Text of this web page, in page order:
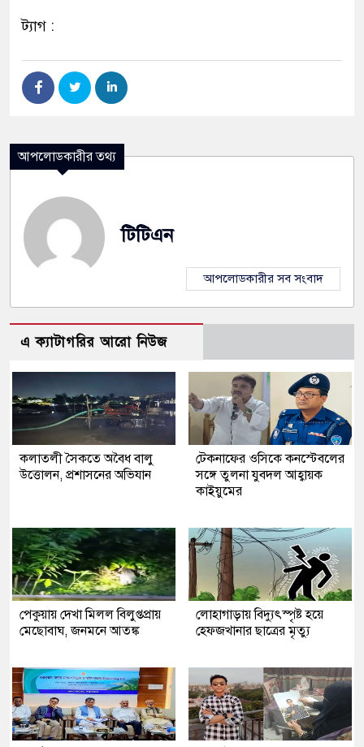
ট্যাগ :
আপলোডকারীর তথ্য
টিটিএন
আপলোডকারীর সব সংবাদ
এ ক্যাটাগরির আরো নিউজ
কলাতলী সৈকতে অবৈধ বালু
উত্তোলন, প্রশাসনের অভিযান
টেকনাফের ওসিকে কনস্টেবলের
সঙ্গে তুলনা যুবদল আহ্বায়ক
কাইয়ুমের
পেকুয়ায় দেখা মিলল বিলুপ্তপ্রায়
মেছোবাঘ, জনমনে আতঙ্ক
লোহাগাড়ায় বিদ্যুৎস্পৃষ্ট হয়ে
হেফজখানার ছাত্রের মৃত্যু